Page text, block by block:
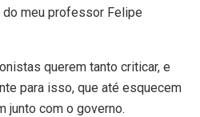
meu professor Felipe
querem tanto criticar, e
para isso, que até esquecem
junto com o governo.